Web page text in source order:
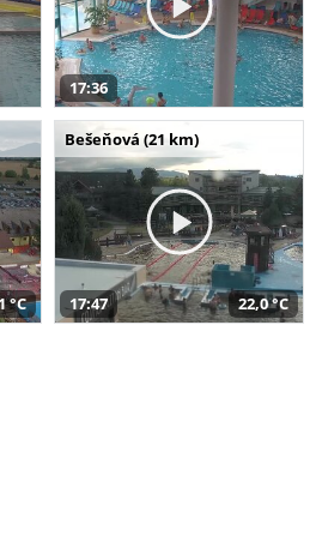
17:36
°C
Bešeňová (21 km)
17:47 22,0 °C